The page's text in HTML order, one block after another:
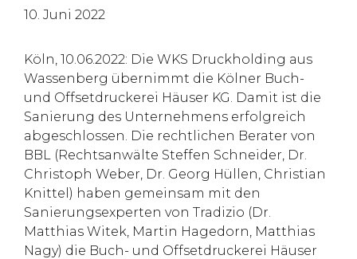
10. Juni 2022
Köln, 10.06.2022: Die WKS Druckholding aus
Wassenberg übernimmt die Kölner Buch-
und Offsetdruckerei Häuser KG. Damit ist die
Sanierung des Unternehmens erfolgreich
abgeschlossen. Die rechtlichen Berater von
BBL (Rechtsanwälte Steffen Schneider, Dr.
Christoph Weber, Dr. Georg Hüllen, Christian
Knittel) haben gemeinsam mit den
Sanierungsexperten von Tradizio (Dr.
Matthias Witek, Martin Hagedorn, Matthias
Nagy) die Buch- und Offsetdruckerei Häuser